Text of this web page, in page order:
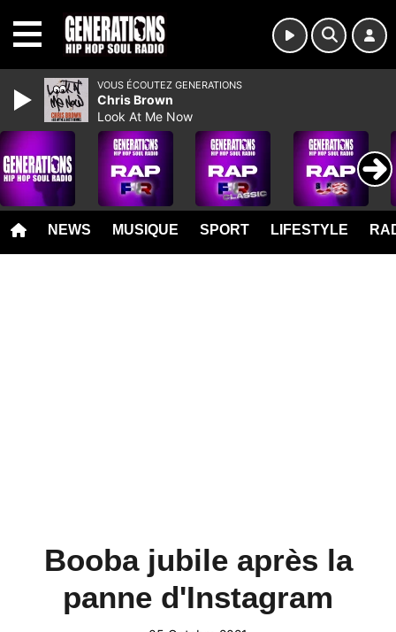
NEWS MUSIQUE SPORT LIFESTYLE
Booba jubile après la
panne d'Instagram
VOUS ÉCOUTEZ GENERATIONS
Chris Brown
Look At Me Now